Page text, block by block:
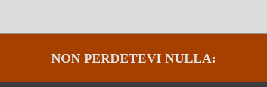
NON PERDETEVI NULLA: